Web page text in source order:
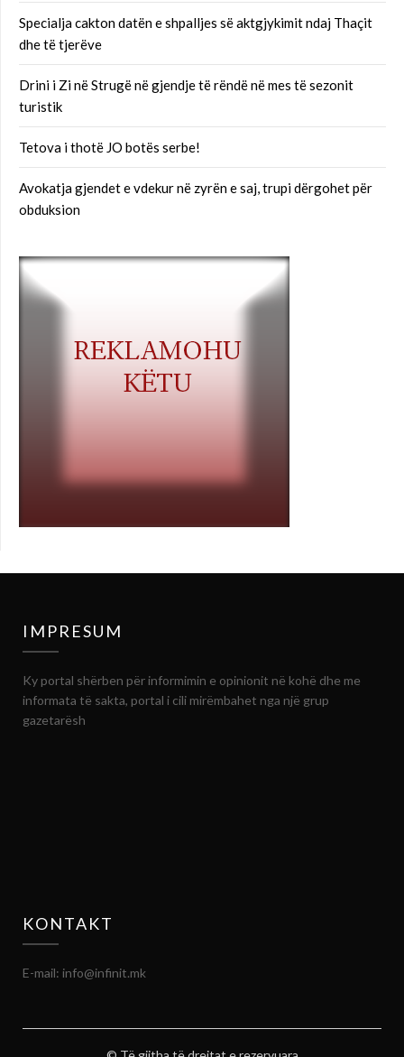
Specialja cakton datën e shpalljes së aktgjykimit ndaj Thaçit
dhe të tjerëve
Drini i Zi në Strugë në gjendje të rëndë në mes të sezonit
turistik
Tetova i thotë JO botës serbe!
Avokatja gjendet e vdekur në zyrën e saj, trupi dërgohet për
obduksion
IMPRESUM
Ky portal shërben për informimin e opinionit në kohë dhe me
informata të sakta, portal i cili mirëmbahet nga një grup
gazetarësh
KONTAKT
E-mail: info@infinit.mk